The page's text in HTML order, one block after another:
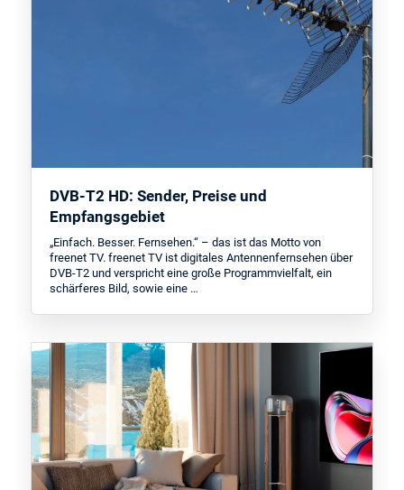
DVB-T2 HD: Sender, Preise und
Empfangsgebiet
„Einfach. Besser. Fernsehen.“ – das ist das Motto von
freenet TV. freenet TV ist digitales Antennenfernsehen über
DVB-T2 und verspricht eine große Programmvielfalt, ein
schärferes Bild, sowie eine …